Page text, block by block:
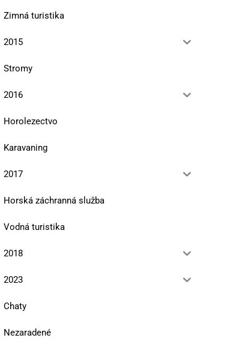
Zimná turistika
2015
Stromy
2016
Horolezectvo
Karavaning
2017
Horská záchranná služba
Vodná turistika
2018
2023
Chaty
Nezaradené